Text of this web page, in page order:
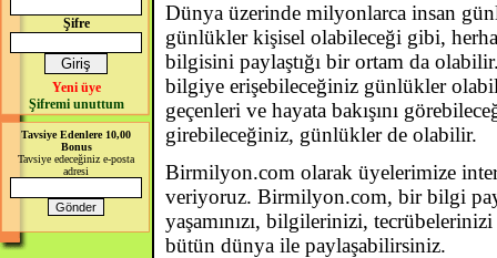
Şifre
Yeni üye
Şifremi unuttum
Tavsiye Edenlere 10,00
Bonus
Tavsiye edeceğiniz e-posta
adresi
Dünya üzerinde milyonlarca insan
günlükler kişisel olabileceği gibi,
bilgisini paylaştığı bir ortam da
bilgiye erişebileceğiniz günlükler
geçenleri ve hayata bakışını
girebileceğiniz, günlükler de olabilir.
Birmilyon.com olarak üyelerimize
veriyoruz. Birmilyon.com, bir bilgi
yaşamınızı, bilgilerinizi,
bütün dünya ile paylaşabilirsiniz.